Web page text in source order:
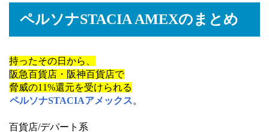
ペルソナSTACIA AMEXのまとめ
持ったその日から、
阪急百貨店・阪神百貨店で
脅威の11%還元を受けられる
ペルソナSTACIAアメックス。
百貨店/デパート系